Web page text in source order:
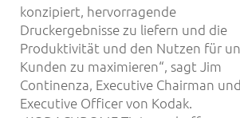
konzipiert, hervorragende
Druckergebnisse zu liefern und die
Produktivität und den Nutzen für
Kunden zu maximieren“, sagt Jim
Continenza, Executive Chairman
Executive Officer von Kodak.